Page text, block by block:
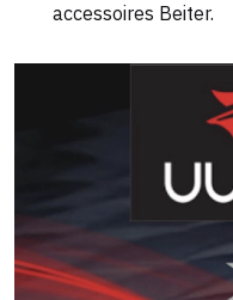
accessoires Beiter.